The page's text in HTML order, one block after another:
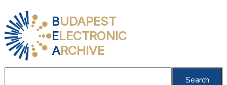
BUDAPEST
ELECTRONIC
ARCHIVE
Search